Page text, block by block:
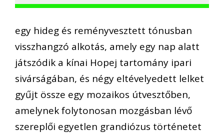
egy hideg és reményvesztett tónusban
visszhangzó alkotás, amely egy nap alatt
játszódik a kínai Hopej tartomány ipari
sivárságában, és négy eltévelyedett lelket
gyűjt össze egy mozaikos útvesztőben,
amelynek folytonosan mozgásban lévő
szereplői egyetlen grandiózus történetet